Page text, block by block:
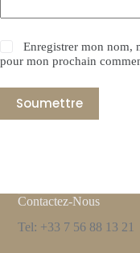
Enregistrer mon nom,
pour mon prochain
Soumettre
Contactez-Nous
Tel: +33 7 56 88 13 21